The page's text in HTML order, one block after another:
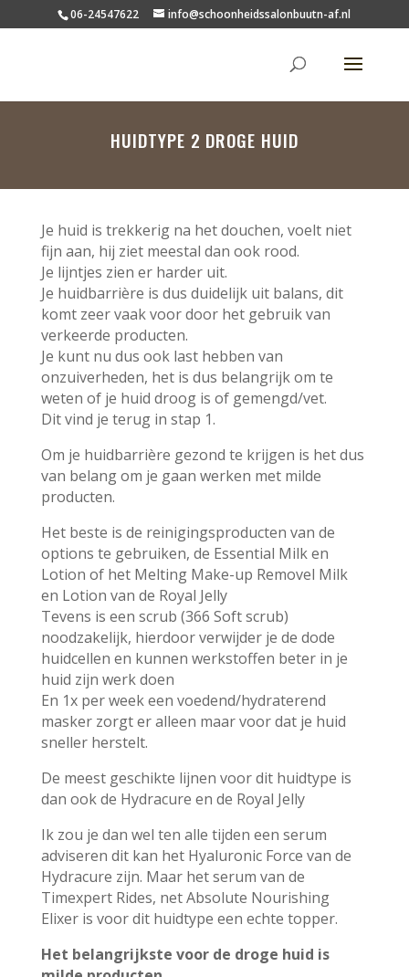
06-24547622 info@schoonheidssalonbuutn-af.nl
HUIDTYPE 2 DROGE HUID
Je huid is trekkerig na het douchen, voelt niet
fijn aan, hij ziet meestal dan ook rood.
Je lijntjes zien er harder uit.
Je huidbarrière is dus duidelijk uit balans, dit
komt zeer vaak voor door het gebruik van
verkeerde producten.
Je kunt nu dus ook last hebben van
onzuiverheden, het is dus belangrijk om te
weten of je huid droog is of gemengd/vet.
Dit vind je terug in stap 1.
Om je huidbarrière gezond te krijgen is het dus
van belang om je gaan werken met milde
producten.
Het beste is de reinigingsproducten van de
options te gebruiken, de Essential Milk en
Lotion of het Melting Make-up Removel Milk
en Lotion van de Royal Jelly
Tevens is een scrub (366 Soft scrub)
noodzakelijk, hierdoor verwijder je de dode
huidcellen en kunnen werkstoffen beter in je
huid zijn werk doen
En 1x per week een voedend/hydraterend
masker zorgt er alleen maar voor dat je huid
sneller herstelt.
De meest geschikte lijnen voor dit huidtype is
dan ook de Hydracure en de Royal Jelly
Ik zou je dan wel ten alle tijden een serum
adviseren dit kan het Hyaluronic Force van de
Hydracure zijn. Maar het serum van de
Timexpert Rides, net Absolute Nourishing
Elixer is voor dit huidtype een echte topper.
Het belangrijkste voor de droge huid is